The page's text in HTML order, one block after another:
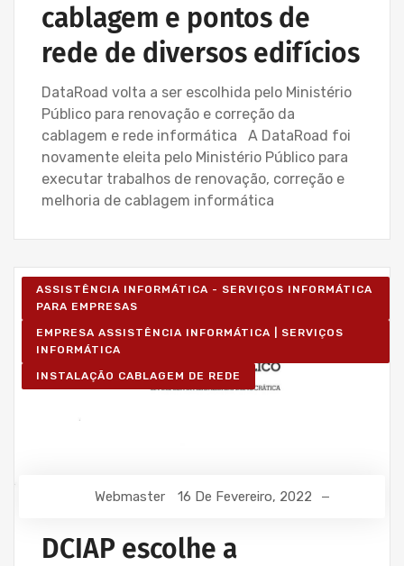
cablagem e pontos de
rede de diversos edifícios
DataRoad volta a ser escolhida pelo Ministério
Público para renovação e correção da
cablagem e rede informática A DataRoad foi
novamente eleita pelo Ministério Público para
executar trabalhos de renovação, correção e
melhoria de cablagem informática
ASSISTÊNCIA INFORMÁTICA - SERVIÇOS INFORMÁTICA
PARA EMPRESAS
EMPRESA ASSISTÊNCIA INFORMÁTICA | SERVIÇOS
INFORMÁTICA
INSTALAÇÃO CABLAGEM DE REDE
Webmaster 16 De Fevereiro, 2022
DCIAP escolhe a